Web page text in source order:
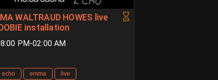
WALTRAUD HOWES live
installation
PM-02:00 AM
echo emma live